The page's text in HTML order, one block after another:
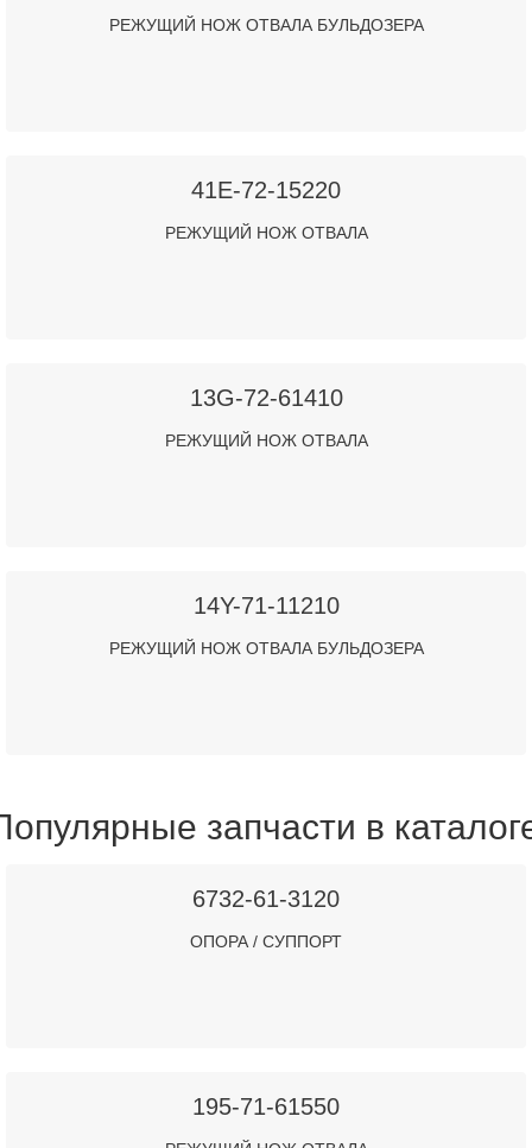
РЕЖУЩИЙ НОЖ ОТВАЛА БУЛЬДОЗЕРА
41E-72-15220
РЕЖУЩИЙ НОЖ ОТВАЛА
13G-72-61410
РЕЖУЩИЙ НОЖ ОТВАЛА
14Y-71-11210
РЕЖУЩИЙ НОЖ ОТВАЛА БУЛЬДОЗЕРА
запчасти в
6732-61-3120
ОПОРА / СУППОРТ
195-71-61550